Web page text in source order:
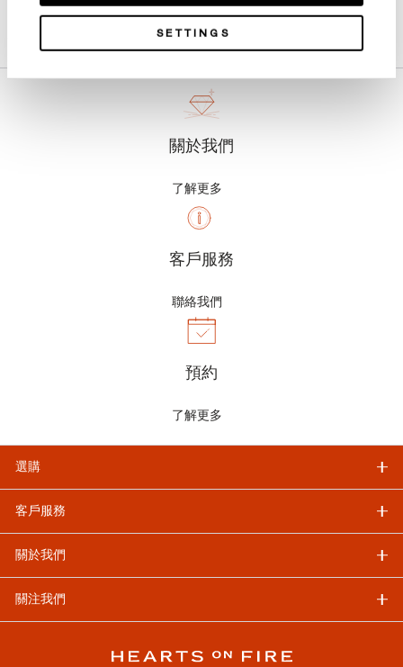
SETTINGS
產品詳情
關於我們
了解更多
客戶服務
聯絡我們
預約
了解更多
選購
客戶服務
關於我們
關注我們